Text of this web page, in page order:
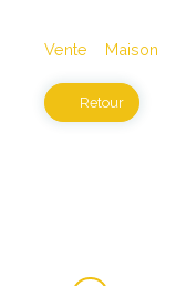
Vente Maison
Retour